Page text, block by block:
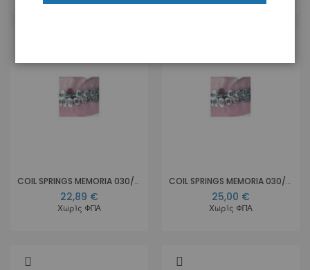
COIL SPRINGS MEMORIA 030/009 OP. Sup.Light
22,89 €
Χωρίς ΦΠΑ
COIL SPRINGS MEMORIA 030/010 OP. Light
25,00 €
Χωρίς ΦΠΑ